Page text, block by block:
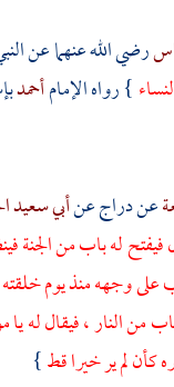
رضي الله عنهما عن
} رواه الإمامأحمد
عندراجعنأبي سعيد
له باب من الجنة
وجهه منذ يوم خلقته
من النار ، فيقال له يا
كأن لم ير خيرا قط}